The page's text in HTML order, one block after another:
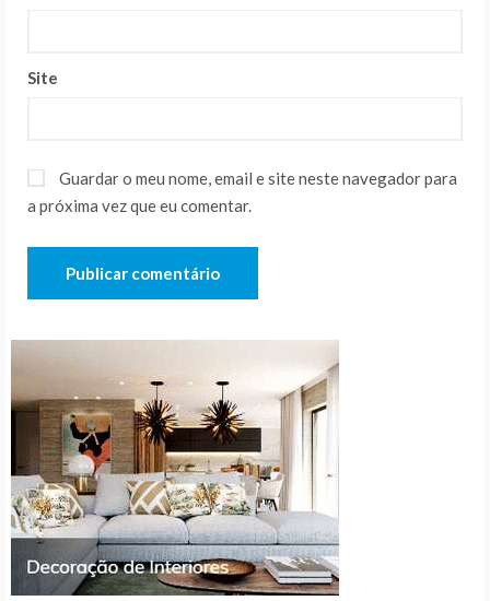
Site
Guardar o meu nome, email e site neste navegador para
a próxima vez que eu comentar.